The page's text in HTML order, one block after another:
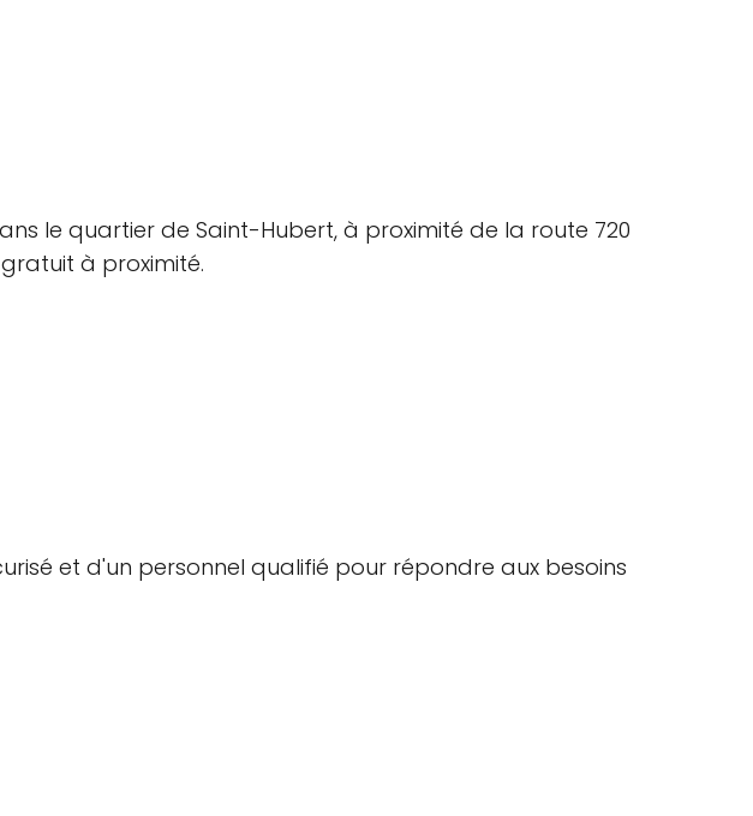
le quartier de Saint-Hubert, à proximité de la route 720
à proximité.
et d'un personnel qualifié pour répondre aux besoins